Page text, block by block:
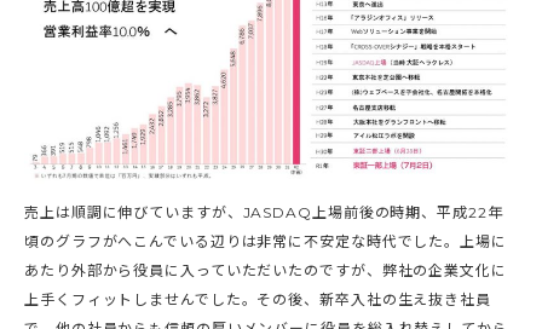
売上は順調に伸びていますが、JASDAQ上場前後の時期、平成22年
頃のグラフがへこんでいる辺りは非常に不安定な時代でした。上場に
あたり外部から役員に入っていただいたのですが、弊社の企業文化に
上手くフィットしませんでした。その後、新卒入社の生え抜き社員